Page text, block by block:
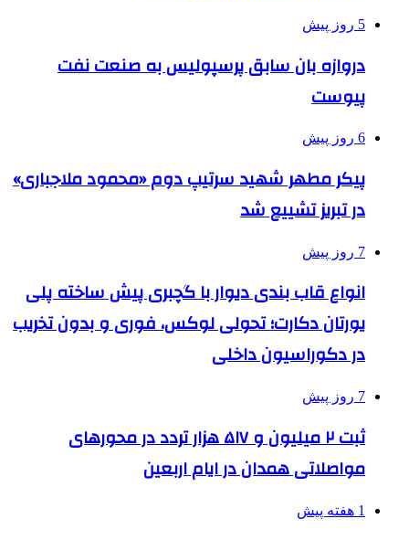
5 روز پیش
دروازه بان سابق پرسپولیس به صنعت نفت
پیوست
6 روز پیش
پیکر مطهر شهید سرتیپ دوم «محمود ملاجباری»
در تبریز تشییع شد
7 روز پیش
انواع قاب بندی دیوار با گچبری پیش ساخته پلی
یورتان دکارت؛ تحولی لوکس، فوری و بدون تخریب
در دکوراسیون داخلی
7 روز پیش
ثبت ۲ میلیون و ۵۱۷ هزار تردد در محورهای
مواصلاتی همدان در ایام اربعین
1 هفته پیش